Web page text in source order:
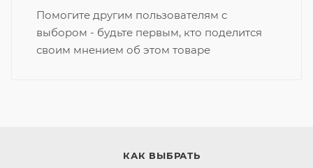
Помогите другим пользователям с
выбором - будьте первым, кто поделится
своим мнением об этом товаре
КАК ВЫБРАТЬ